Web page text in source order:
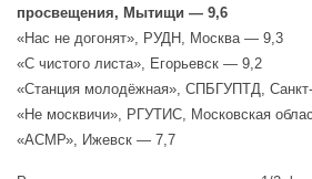
просвещения, Мытищи — 9,6
«Нас не догонят», РУДН, Москва — 9,3
«С чистого листа», Егорьевск — 9,2
«Станция молодёжная», СПБГУПТД,
«Не москвичи», РГУТИС, Московская
«АСМР», Ижевск — 7,7